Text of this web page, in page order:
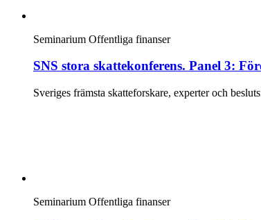
Seminarium Offentliga finanser
SNS stora skattekonferens. Panel 3:
Sveriges främsta skatteforskare, experter och
Seminarium Offentliga finanser